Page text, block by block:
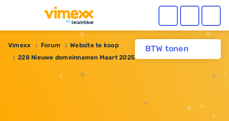
BTW tonen
Vimexx Forum
Website te koop
228 Nieuwe domeinnamen Maart 2025